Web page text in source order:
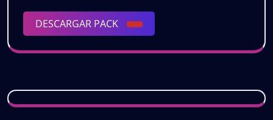
DESCARGAR PACK
DESCARGAR
PACK